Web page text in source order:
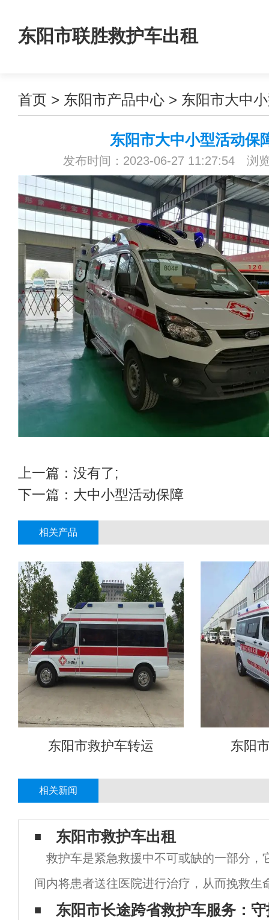
东阳市联胜救护车出租
首页 > 东阳市产品中心 > 东阳市大中
东阳市大中小型活动保
发布时间：2023-06-27 11:27:54 浏
上一篇：没有了;
下一篇： 大中小型活动保障
相关产品
东阳市救护车转运 东阳
相关新闻
东阳市救护车出租
救护车是紧急救援中不可或缺的一部分，
间内将患者送往医院进行治疗，从而挽救生
些地区，救护车的数量有限，导致很多患者
东阳市长途跨省救护车服务：